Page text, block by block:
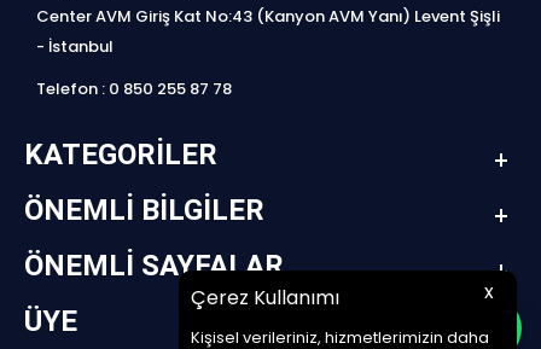
Çerez Kullanımı x
Kişisel verileriniz, hizmetlerimizin daha
Center AVM Giriş Kat No:43 (Kanyon AVM Yanı) Levent Şişli
- İstanbul
Telefon : 0 850 255 87 78
KATEGORILER
ÖNEMLI BILGILER
ÖNEMLI SAYFALAR
ÜYE